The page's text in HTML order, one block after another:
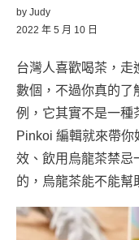
by Judy
2022 年 5 月 10 日
台灣人喜歡喝茶，走
數個，不過你真的了
例，它其實不是一種
Pinkoi 編輯就來帶
效、飲用烏龍茶禁忌
的，烏龍茶能不能幫